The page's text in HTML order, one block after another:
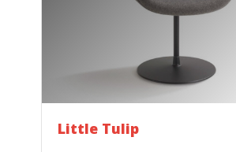
Little Tulip